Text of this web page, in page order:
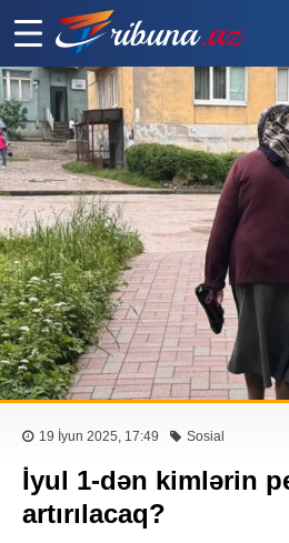
19 İyun 2025, 17:49 Sosial
İyul 1-dən kimlərin
artırılacaq?